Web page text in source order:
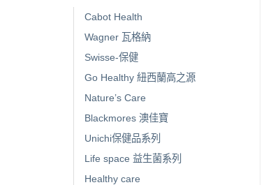
Cabot Health
Wagner 瓦格納
Swisse-保健
Go Healthy 紐西蘭高之源
Nature’s Care
Blackmores 澳佳寶
Unichi保健品系列
Life space 益生菌系列
Healthy care